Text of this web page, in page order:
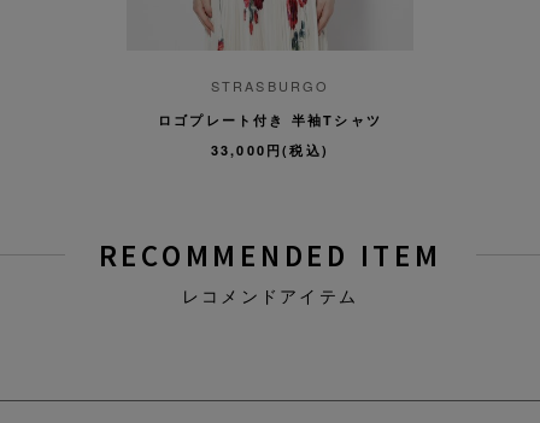
STRASBURGO
ロゴプレート付き 半袖Tシャツ
33,000円(税込)
RECOMMENDED ITEM
レコメンドアイテム